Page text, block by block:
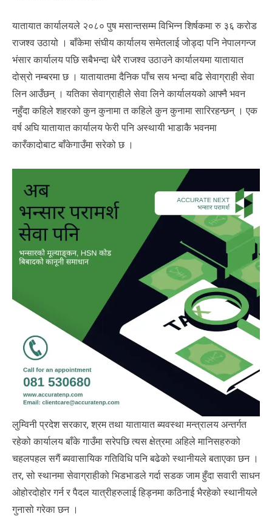
यातायात कार्यालयले २०८० पुष मसान्तसम्म विभिन्न शिर्षकमा रु ३६ करोड
राजश्व उठायो । बाँकेमा संघीय कार्यालय समेतलाई जोड्दा पनि नेपालगन्ज
भंसार कार्यालय पछि सबैभन्दा धेरै राजश्व उठाउने कार्यालयमा यातायात
दोस्रो नम्बरमा छ । यातायातमा दैनिक पाँच सय भन्दा बढि सेवाग्राही सेवा
लिन आउँछन् । यतिका सेवाग्राहीले सेवा लिने कार्यालयको आफ्नै भवन
नहुँदा कहिले शहरको कुन कुनामा त कहिले कुन कुनामा सारिरहन्छन् । एक
वर्ष अघि यातायात कार्यालय फेरी पनि अस्थायी भाडाकै भवनमा
कारँकादोबाट बाँकेगाउँमा सरेको छ ।
लुम्विनी प्रदेश सरकार, श्रम तथा यातायात ब्यवस्था मन्त्रालय अन्तर्गत
रहेको कार्यालय बाँके गाउँमा सरेपछि त्यस क्षेत्रमा अहिले मानिसहरुको
चहलपहल सगैं ब्यवासायिक गतिविधि पनि बढेको स्थानीयले बताएका छन ।
तर, सो स्थानमा सेवाग्राहीको भिडभाडले गर्दा सडक जाम हुँदा सवारी साधन
ओहोरदोहोर गर्न र पैदल यात्रीहरुलाई हिड्नमा कठिनाई भैरहेको स्थानीयले
गुनासो गरेका छन ।